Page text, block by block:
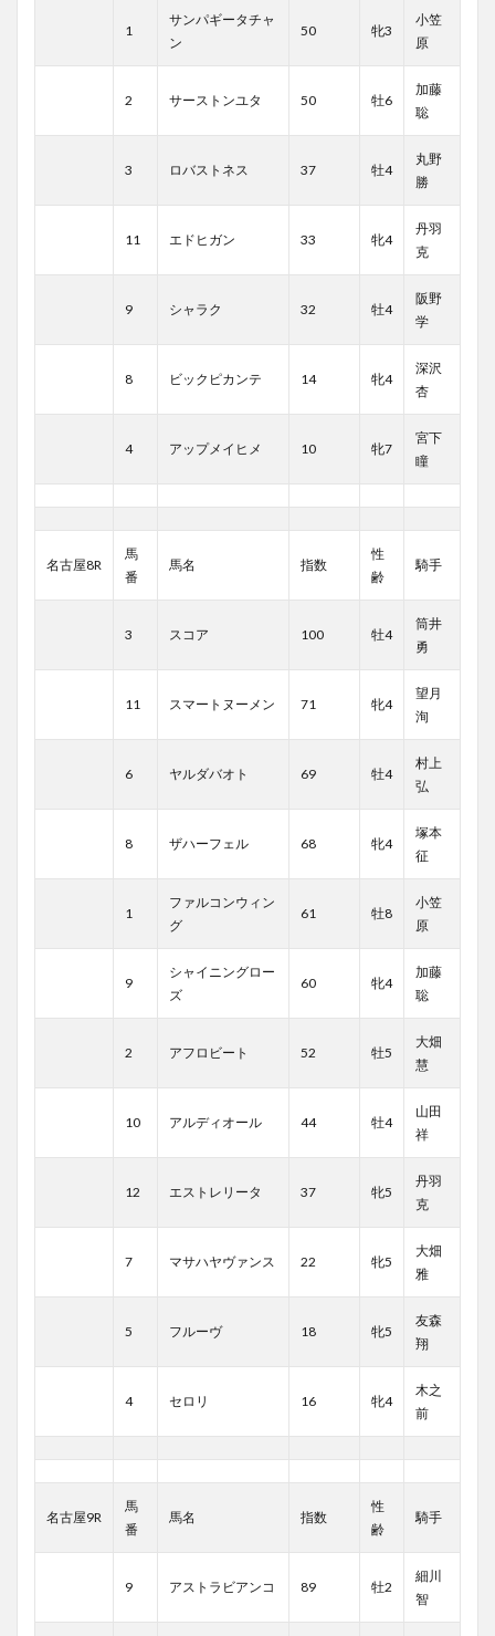
1
サンパギータチャ
ン
50 牝3
小笠
原
2 サーストンユタ 50 牡6
加藤
聡
3 ロバストネス 37 牡4
丸野
勝
11 エドヒガン 33 牝4
丹羽
克
9 シャラク 32 牡4
阪野
学
8 ビックピカンテ 14 牝4
深沢
杏
4 アップメイヒメ 10 牝7
宮下
瞳
名古屋8R
馬
番
馬名 指数
性
齢
騎手
3 スコア 100 牡4
筒井
勇
11 スマートヌーメン 71 牝4
望月
洵
6 ヤルダバオト 69 牡4
村上
弘
8 ザハーフェル 68 牝4
塚本
征
1
ファルコンウィン
グ
61 牡8
小笠
原
9
シャイニングロー
ズ
60 牝4
加藤
聡
2 アフロビート 52 牡5
大畑
慧
10 アルディオール 44 牡4
山田
祥
12 エストレリータ 37 牝5
丹羽
克
7 マサハヤヴァンス 22 牝5
大畑
雅
5 フルーヴ 18 牝5
友森
翔
4 セロリ 16 牝4
木之
前
名古屋9R
馬
番
馬名 指数
性
齢
騎手
9 アストラビアンコ 89 牡2
細川
智